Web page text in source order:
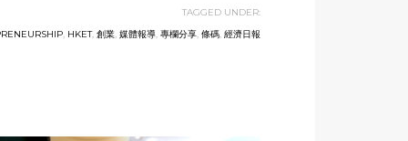
TAGGED UNDER:
, HKET, 創業, 媒體報導, 專欄分享, 條碼, 經濟日報